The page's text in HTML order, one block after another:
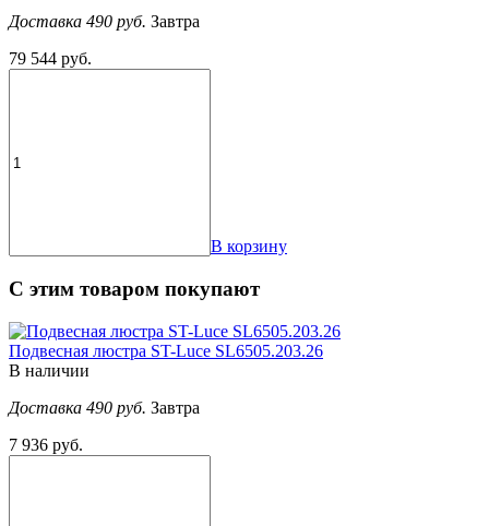
Доставка 490 руб. Завтра
79 544 руб.
В корзину
С этим товаром покупают
Подвесная люстра ST-Luce SL6505.203.26
В наличии
Доставка 490 руб. Завтра
7 936 руб.